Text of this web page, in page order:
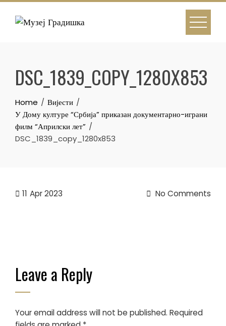
Skip
DSC_1839_COPY_1280X853
Home
Вијести
У Дому културе “Србија” приказан документарно-играни
филм “Априлски лет”
DSC_1839_copy_1280x853
11 Apr 2023 No Comments
Leave a Reply
Your email address will not be published. Required